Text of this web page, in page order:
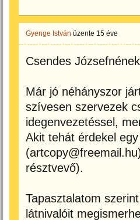
Gyenge István üzente 15 éve
Csendes
Már jó néhányszor
szívesen szervezek
idegenvezetéssel,
Akit tehát érdekel
résztvevő).
Tapasztalatom
látnivalóit